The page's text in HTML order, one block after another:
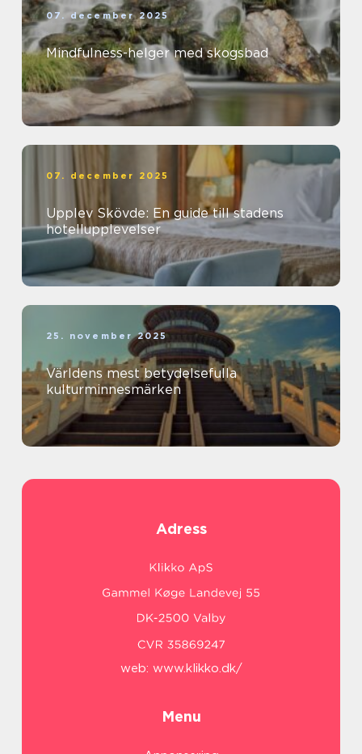
07. december 2025
Mindfulness-helger med skogsbad
07. december 2025
Upplev Skövde: En guide till stadens
hotellupplevelser
25. november 2025
Världens mest betydelsefulla
kulturminnesmärken
Adress
web: www.klikko.dk/
Menu